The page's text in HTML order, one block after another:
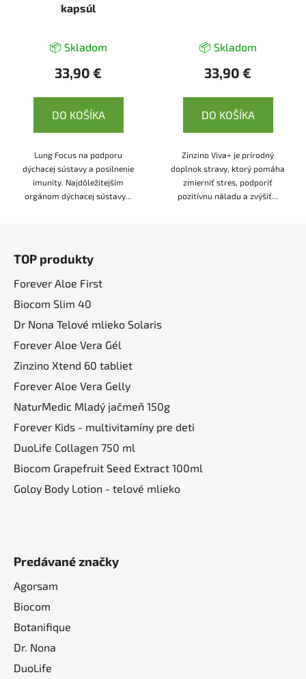
kapsúl
📦 Skladom
33,90 €
DO KOŠÍKA
Lung Focus na podporu
dýchacej sústavy a posilnenie
imunity. Najdôležitejším
orgánom dýchacej sústavy...
📦 Skladom
33,90 €
DO KOŠÍKA
Zinzino Viva+ je prírodný
doplnok stravy, ktorý pomáha
zmierniť stres, podporiť
pozitívnu náladu a zvýšiť...
TOP produkty
Forever Aloe First
Biocom Slim 40
Dr Nona Telové mlieko Solaris
Forever Aloe Vera Gél
Zinzino Xtend 60 tabliet
Forever Aloe Vera Gelly
NaturMedic Mladý jačmeň 150g
Forever Kids - multivitamíny pre deti
DuoLife Collagen 750 ml
Biocom Grapefruit Seed Extract 100ml
Goloy Body Lotion - telové mlieko
Predávané značky
Agorsam
Biocom
Botanifique
Dr. Nona
DuoLife